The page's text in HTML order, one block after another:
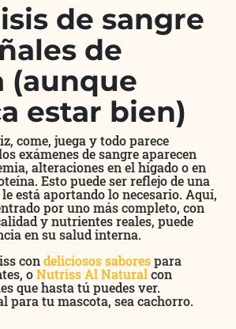
de sangre
de
(aunque
estar bien)
come, juega y todo parece
exámenes de sangre aparecen
alteraciones en el hígado o en
Esto puede ser reflejo de una
está aportando lo necesario. Aquí,
por uno más completo, con
y nutrientes reales, puede
en su salud interna.
condeliciosos saborespara
oNutriss Al Naturalcon
que hasta tú puedes ver.
para tu mascota, sea cachorro.